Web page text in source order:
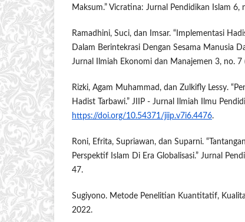
Maksum.” Vicratina: Jurnal Pendidikan Islam 6,
Ramadhini, Suci, dan Imsar. “Implementasi
Dalam Berintekrasi Dengan Sesama Manusia
Jurnal Ilmiah Ekonomi dan Manajemen 3, no.
Rizki, Agam Muhammad, dan Zulkifly Lessy.
Hadist Tarbawi.” JIIP - Jurnal Ilmiah Ilmu
https://doi.org/10.54371/jiip.v7i6.4476.
Roni, Efrita, Supriawan, dan Suparni.
Perspektif Islam Di Era Globalisasi.” Jurnal
47.
Sugiyono. Metode Penelitian Kuantitatif,
2022.